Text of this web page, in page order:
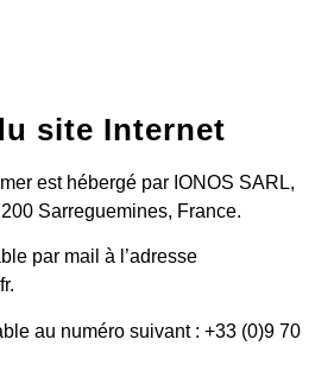
site Internet
est hébergé par IONOS SARL,
Sarreguemines, France.
par mail à l’adresse
au numéro suivant : +33 (0)9 70